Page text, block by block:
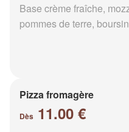
Base crème fraîche,
pommes de terre, boursin
Pizza fromagère
Dès 11.00 €